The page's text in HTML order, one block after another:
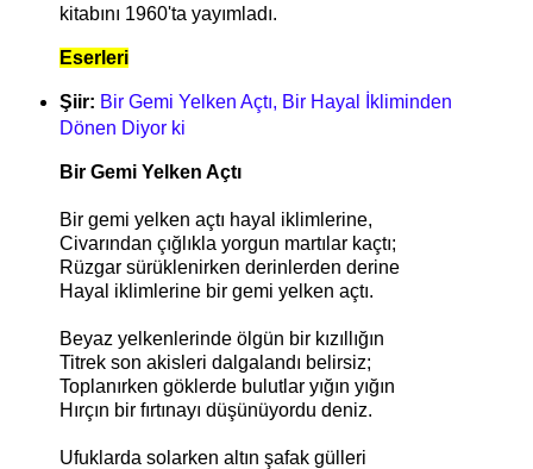
kitabını 1960'ta yayımladı.
Eserleri
Şiir: Bir Gemi Yelken Açtı, Bir Hayal İkliminden
Dönen Diyor ki
Bir Gemi Yelken Açtı
Bir gemi yelken açtı hayal iklimlerine,
Civarından çığlıkla yorgun martılar kaçtı;
Rüzgar sürüklenirken derinlerden derine
Hayal iklimlerine bir gemi yelken açtı.
Beyaz yelkenlerinde ölgün bir kızıllığın
Titrek son akisleri dalgalandı belirsiz;
Toplanırken göklerde bulutlar yığın yığın
Hırçın bir fırtınayı düşünüyordu deniz.
Ufuklarda solarken altın şafak gülleri